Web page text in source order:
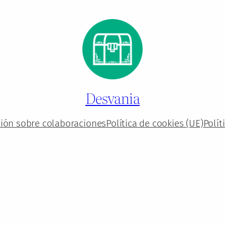
Desvania
sobre colaboracionesPolítica de cookies (UE)